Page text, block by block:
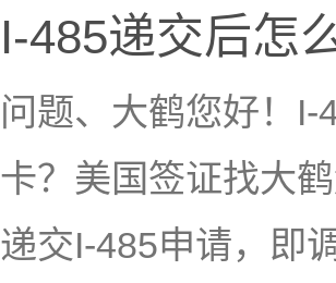
I-485递交后怎
问题、大鹤您好！
卡？美国签证找大
递交I-485申请，即